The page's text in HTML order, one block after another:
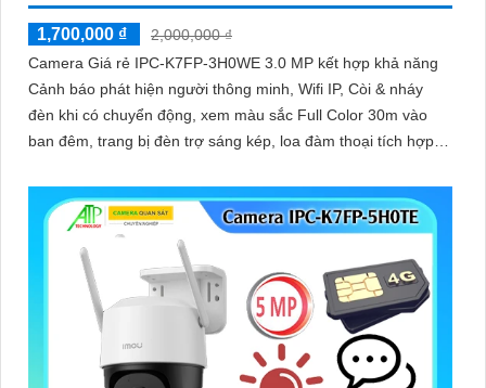
1,700,000 ₫
2,000,000 ₫
Camera Giá rẻ IPC-K7FP-3H0WE 3.0 MP kết hợp khả năng
Cảnh báo phát hiện người thông minh, Wifi IP, Còi & nháy
đèn khi có chuyển động, xem màu sắc Full Color 30m vào
ban đêm, trang bị đèn trợ sáng kép, loa đàm thoại tích hợp,